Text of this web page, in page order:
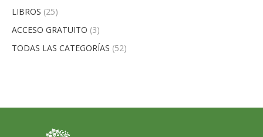
LIBROS (25)
ACCESO GRATUITO (3)
TODAS LAS CATEGORÍAS (52)